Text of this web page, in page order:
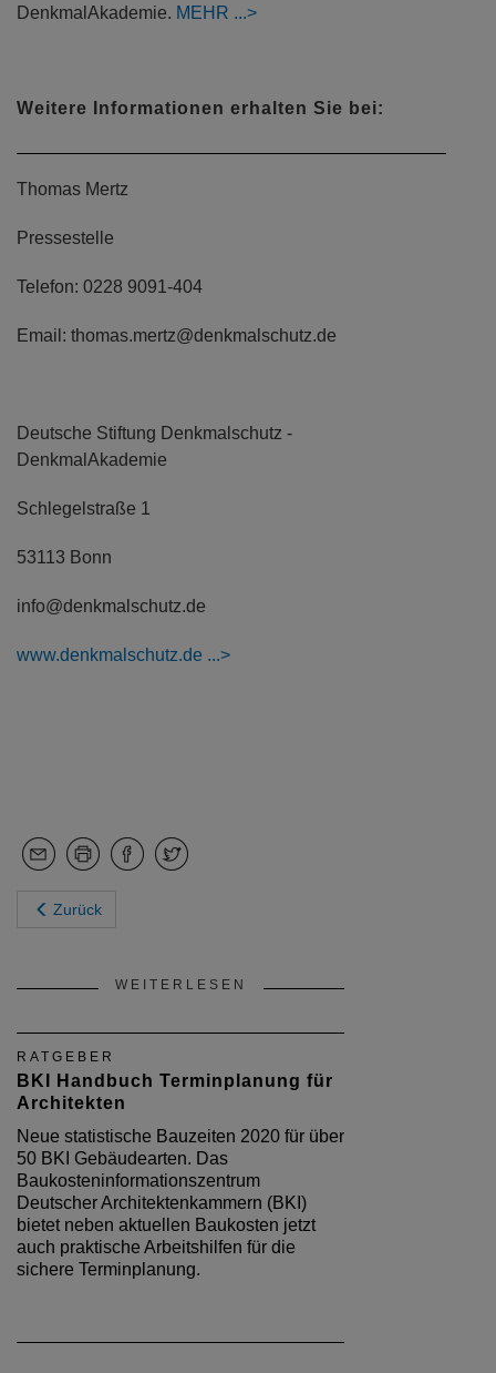
DenkmalAkademie. MEHR
Weitere Informationen erhalten Sie bei:
Thomas Mertz
Pressestelle
Telefon: 0228 9091-404
Email: thomas.mertz@denkmalschutz.de
Deutsche Stiftung Denkmalschutz -
DenkmalAkademie
Schlegelstraße 1
53113 Bonn
info@denkmalschutz.de
www.denkmalschutz.de
Zurück
WEITERLESEN
RATGEBER
BKI Handbuch Terminplanung für
Architekten
Neue statistische Bauzeiten 2020 für über
50 BKI Gebäudearten. Das
Baukosteninformationszentrum
Deutscher Architektenkammern (BKI)
bietet neben aktuellen Baukosten jetzt
auch praktische Arbeitshilfen für die
sichere Terminplanung.